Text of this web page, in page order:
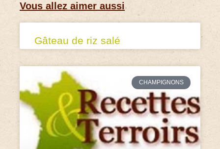
Vous allez aimer aussi
Gâteau de riz salé
CHAMPIGNONS